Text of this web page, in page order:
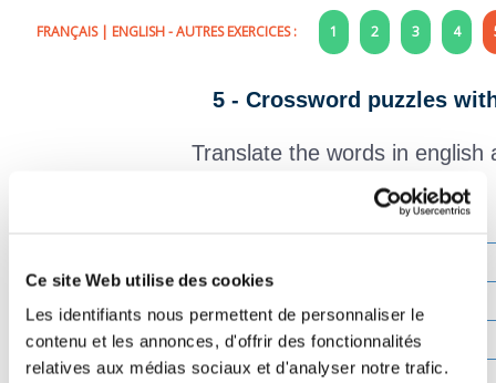
Ce site Web utilise des cookies
Les identifiants nous permettent de personnaliser le
contenu et les annonces, d'offrir des fonctionnalités
relatives aux médias sociaux et d'analyser notre trafic.
FRANÇAIS| ENGLISH- AUTRES EXERCICES : 1 2 3 4
5 - Crossword puzzles
Translate the words in
Lettre ?
00:00